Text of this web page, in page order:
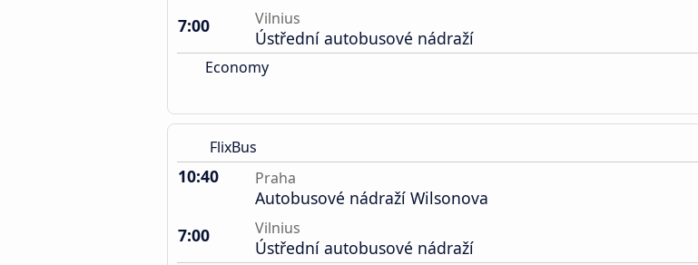
7:00
Vilnius
Ústřední autobusové nádraží
Economy
FlixBus
10:40 Praha
Autobusové nádraží Wilsonova
7:00
Vilnius
Ústřední autobusové nádraží